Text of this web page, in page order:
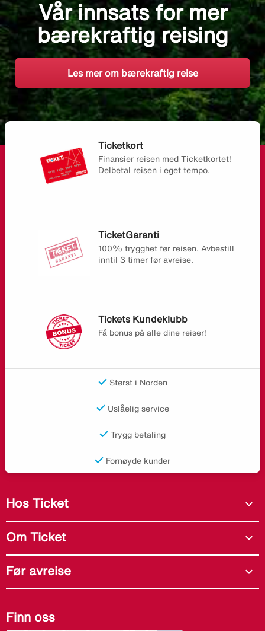
Vår innsats for mer
bærekraftig reising
Les mer om bærekraftig reise
Ticketkort
Finansier reisen med Ticketkortet!
Delbetal reisen i eget tempo.
TicketGaranti
100% trygghet før reisen. Avbestill
inntil 3 timer før avreise.
Tickets Kundeklubb
Få bonus på alle dine reiser!
Størst i Norden
Uslåelig service
Trygg betaling
Fornøyde kunder
Hos Ticket expand_more
Om Ticket expand_more
Før avreise expand_more
Finn oss